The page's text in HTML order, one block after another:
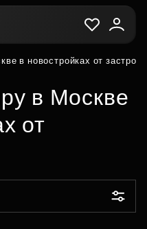
в новостройках от
в Москве
от